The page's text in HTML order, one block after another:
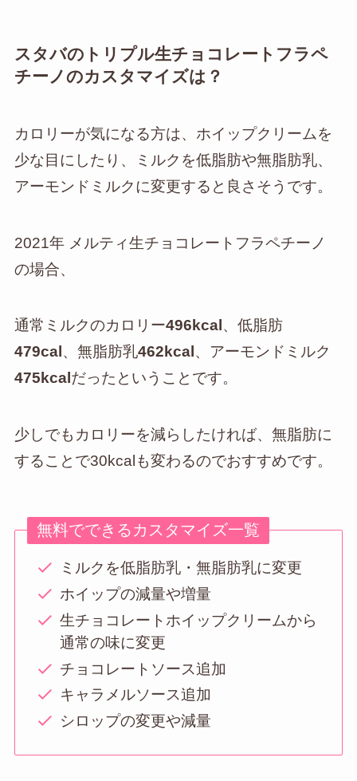
スタバのトリプル生チョコレートフラペ
チーノのカスタマイズは？
カロリーが気になる方は、ホイップクリームを
少な目にしたり、ミルクを低脂肪や無脂肪乳、
アーモンドミルクに変更すると良さそうです。
2021年 メルティ生チョコレートフラペチーノ
の場合、
通常ミルクのカロリー496kcal 、低脂肪
479cal 、無脂肪乳462kcal 、アーモンドミルク
475kcal だったということです。
少しでもカロリーを減らしたければ、無脂肪に
することで30kcalも変わるのでおすすめです。
無料でできるカスタマイズ一覧
ミルクを低脂肪乳・無脂肪乳に変更
ホイップの減量や増量
生チョコレートホイップクリームから
通常の味に変更
チョコレートソース追加
キャラメルソース追加
シロップの変更や減量